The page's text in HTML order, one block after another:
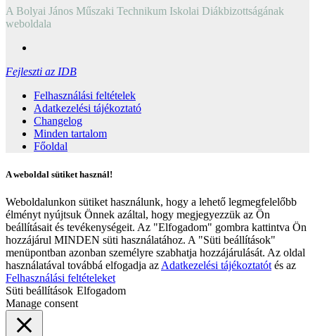
A Bolyai János Műszaki Technikum Iskolai Diákbizottságának
weboldala
Fejleszti az IDB
Felhasználási feltételek
Adatkezelési tájékoztató
Changelog
Minden tartalom
Főoldal
A weboldal sütiket használ!
Weboldalunkon sütiket használunk, hogy a lehető legmegfelelőbb
élményt nyújtsuk Önnek azáltal, hogy megjegyezzük az Ön
beállításait és tevékenységeit. Az "Elfogadom" gombra kattintva Ön
hozzájárul MINDEN süti használatához. A "Süti beállítások"
menüpontban azonban személyre szabhatja hozzájárulását. Az oldal
használatával továbbá elfogadja az Adatkezelési tájékoztatót és az
Felhasználási feltételeket
Süti beállítások Elfogadom
Manage consent